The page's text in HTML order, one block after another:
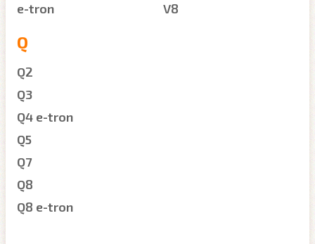
e-tron
Q
Q2
Q3
Q4 e-tron
Q5
Q7
Q8
Q8 e-tron
V8